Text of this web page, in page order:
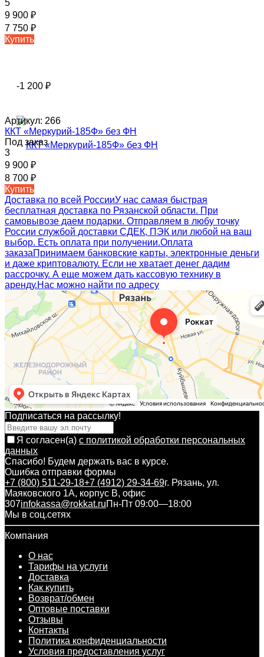
5
9 900 ₽
7 750 ₽
Купить
-1 200 ₽
Артикул: 266
ККТ «Меркурий-185Ф» без ФН
Под заказ
3
9 900 ₽
8 700 ₽
Купить
Доставка по всей РоссииУ нас самая быстрая
бесплатная доставка по Рязанской области. При
самовывозе даем подарки. Отправляем в любу точку
России службой доставки СДЕК, ПЭК или любой на ваш
выбор. Есть оплата при получении.Оплата
заказаПринимаем банковские карты, электронные деньги
и даже криптовалюту. Если не хватает денег дадим
рассрочку. А еще можем дать кассовую технику в
аренду.Нас можно найти по адресу
Подписаться на рассылкy!
Я согласен(a) с политикой обработки персональных
данных
Спасибо! Будем держать вас в курсе.
Ошибка отправки формы
+7 (800) 511-29-18+7 (4912) 29-34-69г. Рязань, ул.
Маяковского 1А, корпус B, офис
307infokassa@rokkat.ruПн-Пт 09:00—18:00
Мы в соц.сетях
Компания
О нас
Тарифы на услуги
Доставка
Как купить
Возврат/обмен
Оптовые поставки
Отзывы
Контакты
Политика конфиденциальности
Условия предоставления услуг